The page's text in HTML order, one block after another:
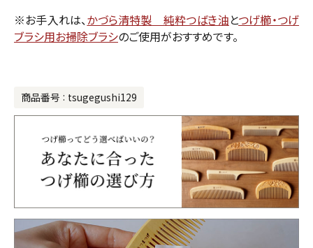
※お手入れは、かづら清特製 純粋つばき油とつげ櫛・つげ
ブラシ用お掃除ブラシのご使用がおすすめです。
商品番号 tsugegushi129